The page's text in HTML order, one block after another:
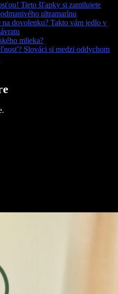
Tieto šľapky si zamilujete
ultramarínu
na dovolenku? Takto vám jedlo v
mlieka?
Slováci si medzi oddychom